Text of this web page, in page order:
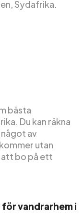
Sydafrika.
bästa
Du kan räkna
av
utan
att bo på ett
vandrarhem i